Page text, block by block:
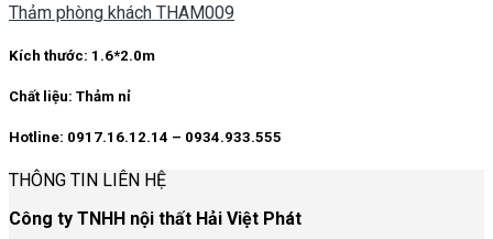
Thảm phòng khách THAM009
Kích thước: 1.6*2.0m
Chất liệu: Thảm nỉ
Hotline: 0917.16.12.14 – 0934.933.555
THÔNG TIN LIÊN HỆ
Công ty TNHH nội thất Hải Việt Phát